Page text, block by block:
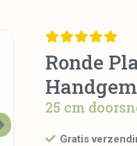
Ronde
25 cm
Gratis